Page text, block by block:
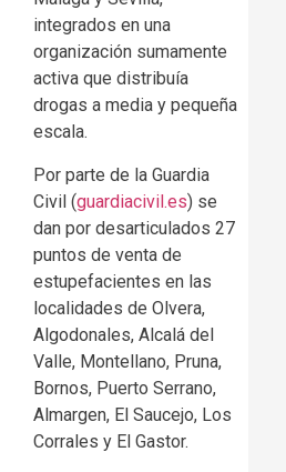
integrados en una
organización sumamente
activa que distribuía
drogas a media y pequeña
escala.
Por parte de la Guardia
Civil (guardiacivil.es) se
dan por desarticulados 27
puntos de venta de
estupefacientes en las
localidades de Olvera,
Algodonales, Alcalá del
Valle, Montellano, Pruna,
Bornos, Puerto Serrano,
Almargen, El Saucejo, Los
Corrales y El Gastor.